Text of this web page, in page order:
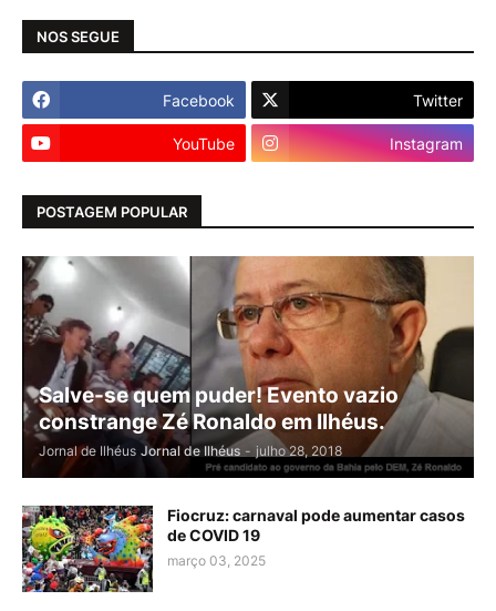
NOS SEGUE
Facebook Twitter
YouTube Instagram
POSTAGEM POPULAR
Salve-se quem puder! Evento vazio
constrange Zé Ronaldo em Ilhéus.
Jornal de Ilhéus Jornal de Ilhéus - julho 28, 2018
Fiocruz: carnaval pode aumentar casos
de COVID 19
março 03, 2025